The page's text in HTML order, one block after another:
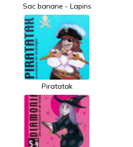
Sac banane - Lapins
Piratatak